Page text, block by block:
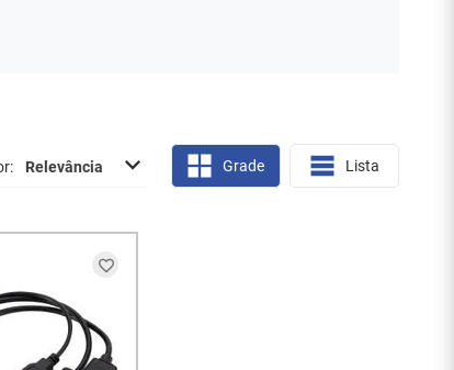
Relevância Grade Lista